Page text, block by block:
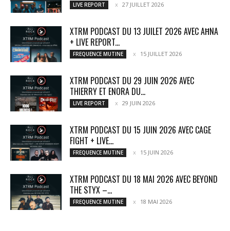
LIVE REPORT 27 JUILLET 2026
XTRM PODCAST DU 13 JUILET 2026 AVEC AĦNA
+ LIVE REPORT...
FREQUENCE MUTINE 15 JUILLET 2026
XTRM PODCAST DU 29 JUIN 2026 AVEC
THIERRY ET ENORA DU...
LIVE REPORT 29 JUIN 2026
XTRM PODCAST DU 15 JUIN 2026 AVEC CAGE
FIGHT + LIVE...
FREQUENCE MUTINE 15 JUIN 2026
XTRM PODCAST DU 18 MAI 2026 AVEC BEYOND
THE STYX –...
FREQUENCE MUTINE 18 MAI 2026